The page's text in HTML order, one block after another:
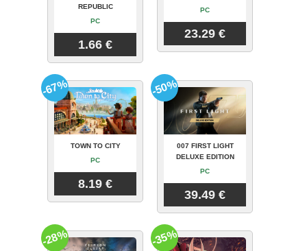
REPUBLIC
PC
1.66 €
PC
23.29 €
TOWN TO CITY
PC
8.19 €
-67%
007 FIRST LIGHT
DELUXE EDITION
PC
39.49 €
-50%
-28% -35%